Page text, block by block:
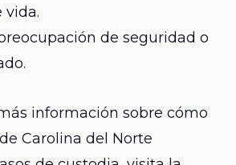
vida.
de seguridad o
información sobre cómo
Carolina del Norte